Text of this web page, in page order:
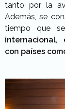
tanto por la
Además, se
tiempo que
internacional,
con países